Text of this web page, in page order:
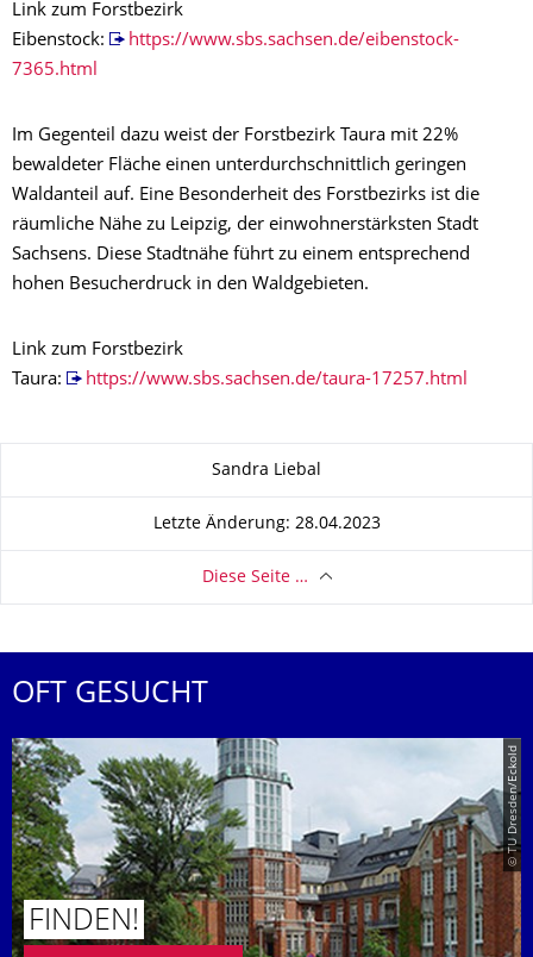
Link zum Forstbezirk
Eibenstock:
https://www.sbs.sachsen.de/eibenstock-
7365.html
Im Gegenteil dazu weist der Forstbezirk Taura mit 22%
bewaldeter Fläche einen unterdurchschnittlich geringen
Waldanteil auf. Eine Besonderheit des Forstbezirks ist die
räumliche Nähe zu Leipzig, der einwohnerstärksten Stadt
Sachsens. Diese Stadtnähe führt zu einem entsprechend
hohen Besucherdruck in den Waldgebieten.
Link zum Forstbezirk
Taura:
https://www.sbs.sachsen.de/taura-17257.html
Sandra Liebal
Letzte Änderung: 28.04.2023
Diese Seite …
OFT GESUCHT
© TU Dresden/Eckold
FINDEN!